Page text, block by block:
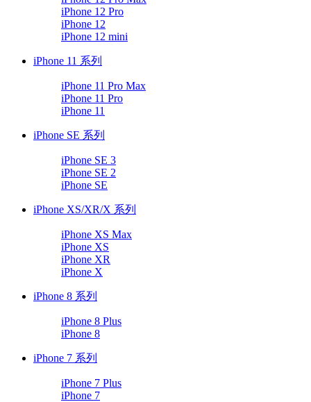
iPhone 12 Pro
iPhone 12
iPhone 12 mini
iPhone 11 系列
iPhone 11 Pro Max
iPhone 11 Pro
iPhone 11
iPhone SE 系列
iPhone SE 3
iPhone SE 2
iPhone SE
iPhone XS/XR/X 系列
iPhone XS Max
iPhone XS
iPhone XR
iPhone X
iPhone 8 系列
iPhone 8 Plus
iPhone 8
iPhone 7 系列
iPhone 7 Plus
iPhone 7